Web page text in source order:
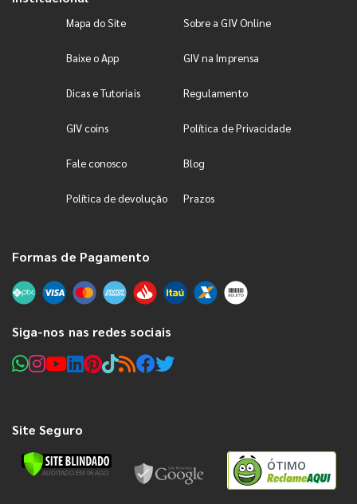
Mapa do Site Sobre a GIV Online
Baixe o App GIV na Imprensa
Dicas e Tutoriais Regulamento
GIV coins Política de Privacidade
Fale conosco Blog
Política de devolução Prazos
Formas de Pagamento
Siga-nos nas redes sociais
Site Seguro
ÓTIMO